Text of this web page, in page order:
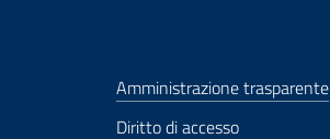
Amministrazione trasparente
Diritto di accesso